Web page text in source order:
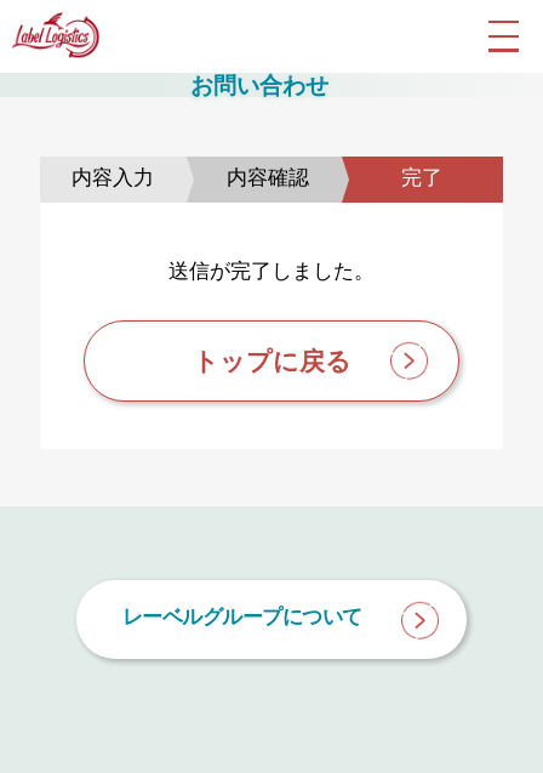
お問い合わせ
内容入力 内容確認 完了
送信が完了しました。
トップに戻る
レーベルグループについて